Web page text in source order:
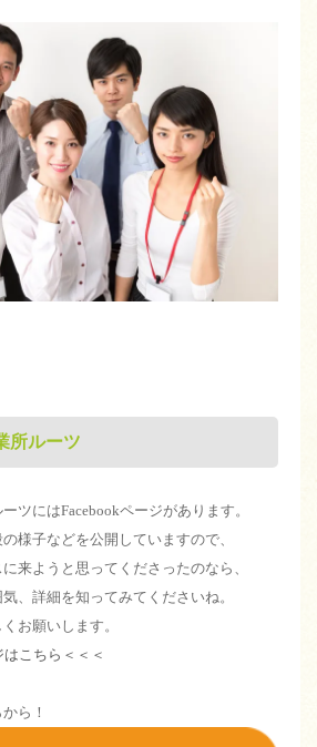
所ルーツ
ツにはFacebookページがあります。
様子などを公開していますので、
来ようと思ってくださったのなら、
、詳細を知ってみてくださいね。
お願いします。
はこちら＜＜＜
ら！